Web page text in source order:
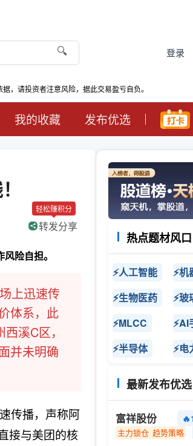
🔍 登录
，请投资者注意风险，据此交易盈亏自负。
我的收藏 发布优选
轻松赚积分
转发分享
险自担。
上迅速传
体系，此
溪C区，
并未明确
传播，声称阿
接与美团的核
热点题材风口
⚡人工智能
⚡
⚡生物医药
⚡
⚡MLCC
⚡半导体
⚡
最新发布优选
富祥股份
主力锁仓 趋势策略